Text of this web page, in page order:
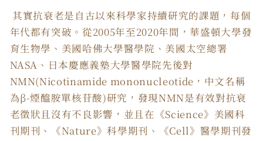
其實抗衰老是自古以來科學家持續研究的課題，每個
年代都有突破。從2005年至2020年間，華盛頓大學發
育生物學、美國哈佛大學醫學院、美國太空總署
NASA、日本慶應義塾大學醫學院先後對
NMN(Nicotinamide mononucleotide，中文名稱
為β-煙醯胺單核苷酸)研究，發現NMN是有效對抗衰
老徵狀且沒有不良影響，並且在《Science》美國科
刊期刊、《Nature》科學期刊、《Cell》醫學期刊發